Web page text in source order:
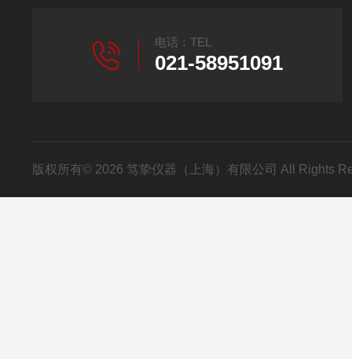
电话：TEL
021-58951091
版权所有© 2026 笃挚仪器（上海）有限公司 All Rights